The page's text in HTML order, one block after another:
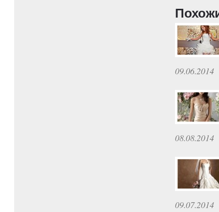
09.06.2014
08.08.2014
09.07.2014